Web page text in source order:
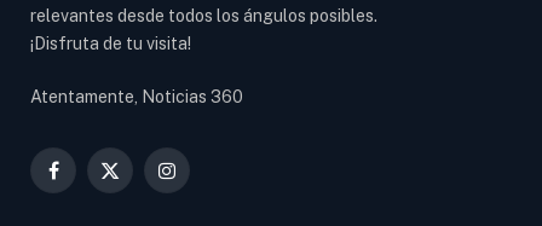
relevantes desde todos los ángulos posibles.
¡Disfruta de tu visita!
Atentamente, Noticias 360
Facebook
X
Instagram